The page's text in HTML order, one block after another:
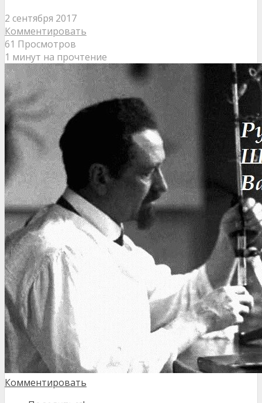
2 сентября 2017
Комментировать
61 Просмотров
1 минут на прочтение
Комментировать